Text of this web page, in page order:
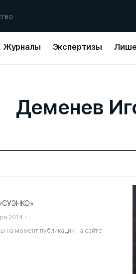
Журналы Экспертизы
Деменев
2014 г.
на момент публикации на сайте